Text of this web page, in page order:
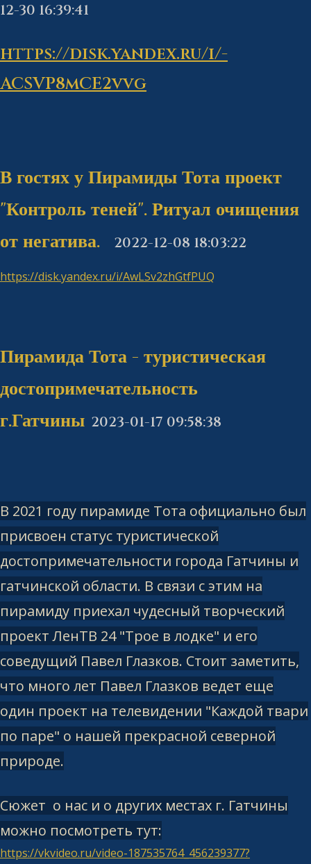
12-30 16:39:41
https://disk.yandex.ru/i/-
ACSVP8mCE2vvg
В гостях у Пирамиды Тота проект
"Контроль теней". Ритуал очищения
от негатива.
2022-12-08 18:03:22
https://disk.yandex.ru/i/AwLSv2zhGtfPUQ
Пирамида Тота - туристическая
достопримечательность
г.Гатчины 2023-01-17 09:58:38
В 2021 году пирамиде Тота официально был
присвоен статус туристической
достопримечательности города Гатчины и
гатчинской области. В связи с этим на
пирамиду приехал чудесный творческий
проект ЛенТВ 24 "Трое в лодке" и его
соведущий Павел Глазков. Стоит заметить,
что много лет Павел Глазков ведет еще
один проект на телевидении "Каждой твари
по паре" о нашей прекрасной северной
природе.
Сюжет о нас и о других местах г. Гатчины
можно посмотреть тут:
https://vkvideo.ru/video-187535764_456239377?